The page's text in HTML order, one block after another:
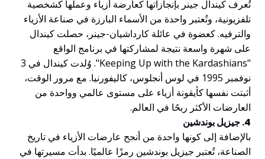
تُعرف كيندال جينر بإنجازاتها كعارضة أزياء وعملها كشخصية
تلفزيونية، وتُعتبر واحدة من الأسماء البارزة في صناعة الأزياء
والترفيه. كعضوة في عائلة كارداشيان-جينر، حصلت كيندال
على شهرة واسعة نتيجة لمشاركتها في برنامج الواقع
"Keeping Up with the Kardashians". وُلدت كيندال في 3
نوفمبر 1995 في لوس أنجلوس، كاليفورنيا. مع مرور الوقت،
أثبتت نفسها كأيقونة أزياء على مستوى عالمي وواحدة من
العارضات الأكثر ربحًا في العالم.
4. جيزيل بوندشين
بالإضافة إلى كونها واحدة من أنجح عارضات الأزياء في تاريخ
الصناعة، تُعتبر جيزيل بوندشين رمزًا عالميًا. بدأت مسيرتها في